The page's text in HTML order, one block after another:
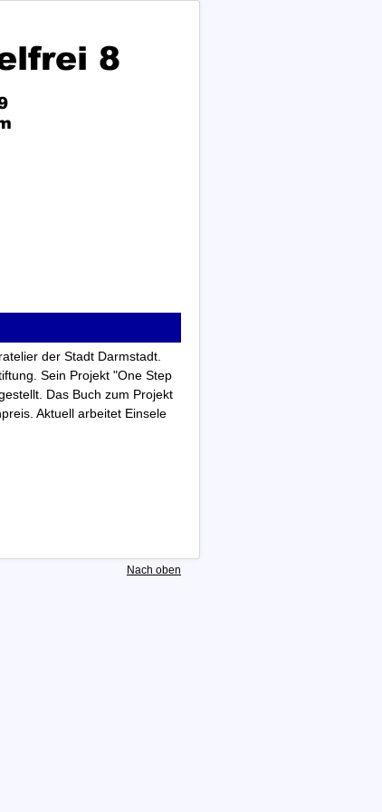
der Stadt Darmstadt.
Sein Projekt "One Step
Das Buch zum Projekt
Aktuell arbeitet Einsele
Nach oben